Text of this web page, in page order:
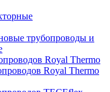
трубопроводы и
Royal Thermo
Royal Thermo